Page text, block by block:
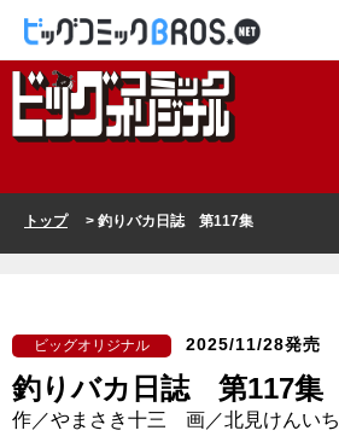
トップ> 釣りバカ日誌 第117集
ビッグオリジナル 2025/11/28発売
釣りバカ日誌 第117集
作／やまさき十三 画／北見けんいち